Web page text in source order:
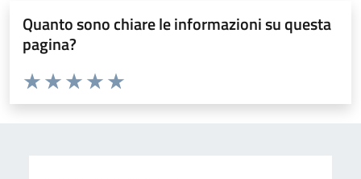
Quanto sono chiare le informazioni su questa
pagina?
Valuta da 1 a 5 stelle la pagina
Valuta 5 stelle su 5
Valuta 4 stelle su 5
Valuta 3 stelle su 5
Valuta 2 stelle su 5
Valuta 1 stelle su 5